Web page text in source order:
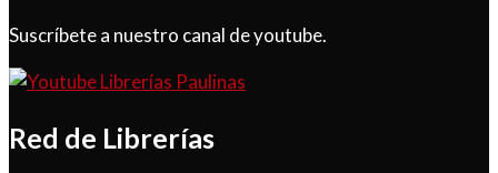
Suscríbete a nuestro canal de youtube.
Red de Librerías